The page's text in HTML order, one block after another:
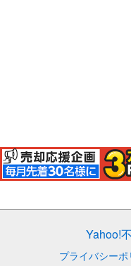
Yahoo!
プライバシーポ